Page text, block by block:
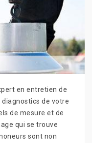
en entretien de
de votre
de mesure et de
qui se trouve
sont non